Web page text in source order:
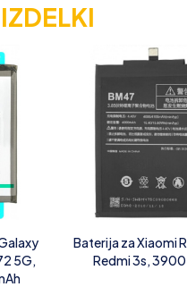
5G,
Baterija za Xiaomi
Redmi 3s, 3900